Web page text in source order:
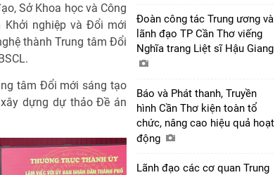
Sở Khoa học và Công
Khởi nghiệp và Đổi mới
thành Trung tâm Đổi
tâm Đổi mới sáng tạo
dựng dự thảo Đề án
Đoàn công tác Trung ương và
lãnh đạo TP Cần Thơ viếng
Nghĩa trang Liệt sĩ Hậu Giang
Báo và Phát thanh, Truyền
hình Cần Thơ kiện toàn tổ
chức, nâng cao hiệu quả hoạt
động
Lãnh đạo các cơ quan Trung